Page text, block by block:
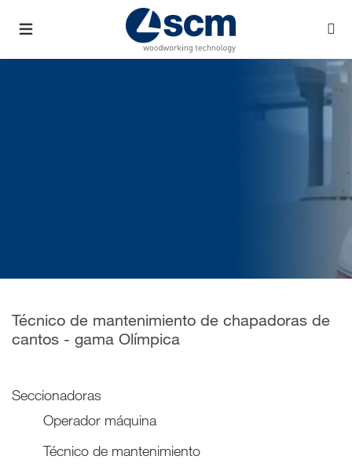
Técnico de mantenimiento de chapadoras de
cantos - gama Olímpica
Seccionadoras
Operador máquina
Técnico de mantenimiento